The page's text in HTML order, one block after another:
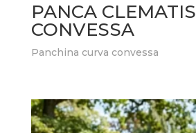
PANCA CLEMATIS
CONVESSA
Panchina curva convessa